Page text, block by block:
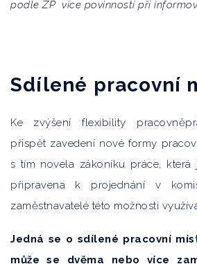
podle ZP více povinností při
Sdílené pracovní
Ke zvýšení flexibility
přispět zavedení nové formy
s tím novela zákoníku práce,
připravena k projednání v
zaměstnavatelé této možnosti
Jedná se o sdílené pracovní
může se dvěma nebo více